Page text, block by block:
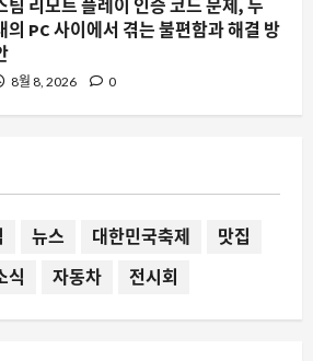
라이브스루에서 구조된 구석진 고양
, 현대차와 테로의 견인력 경쟁이 빚어
모빌리티의 새로운 얼굴
8월 8, 2026 0
8월 8, 2026 0
즘뜨는소식
뉴스 대한민국축제
맛집
식 자동차 전시회